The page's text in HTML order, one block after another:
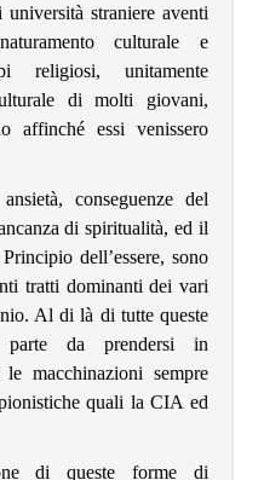
università straniere aventi
culturale e
religiosi, unitamente
di molti giovani,
affinché essi venissero
conseguenze del
di spiritualità, ed il
dell’essere, sono
tratti dominanti dei vari
Al di là di tutte queste
parte da prendersi in
macchinazioni sempre
quali la CIA ed
di queste forme di